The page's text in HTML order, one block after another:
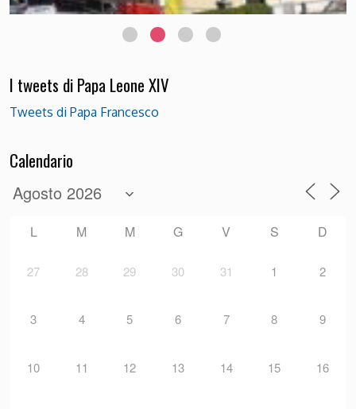
I tweets di Papa Leone XIV
Tweets di Papa Francesco
Calendario
L M M G V S D
27 28 29 30 31 1 2
3 4 5 6 7 8 9
10 11 12 13 14 15 16